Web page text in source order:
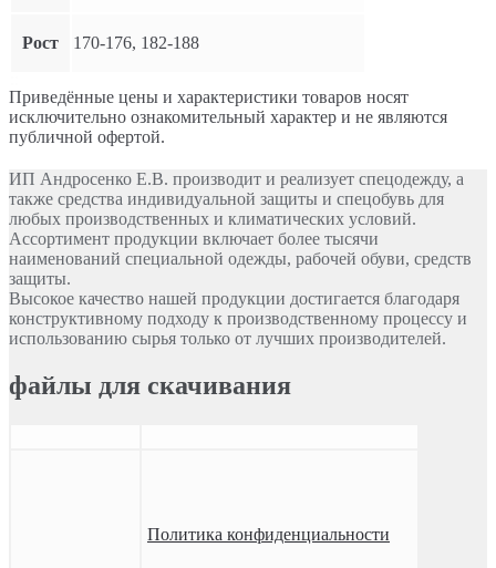
Рост 170-176, 182-188
Приведённые цены и характеристики товаров носят
исключительно ознакомительный характер и не являются
публичной офертой.
ИП Андросенко Е.В. производит и реализует спецодежду, а
также средства индивидуальной защиты и спецобувь для
любых производственных и климатических условий.
Ассортимент продукции включает более тысячи
наименований специальной одежды, рабочей обуви, средств
защиты.
Высокое качество нашей продукции достигается благодаря
конструктивному подходу к производственному процессу и
использованию сырья только от лучших производителей.
файлы для скачивания
Политика конфиденциальности